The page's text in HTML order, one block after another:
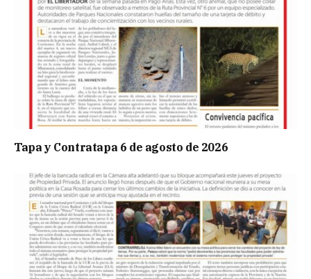
Tapa y Contratapa 6 de agosto de 2026